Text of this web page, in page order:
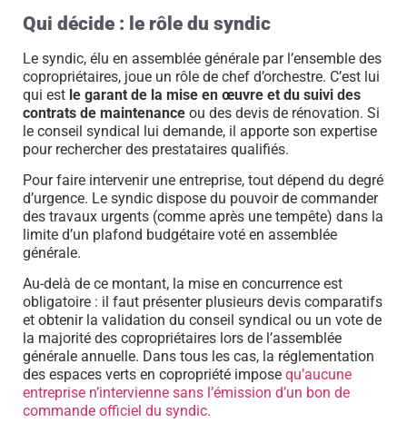
Qui décide : le rôle du syndic
Le syndic, élu en assemblée générale par l’ensemble des
copropriétaires, joue un rôle de chef d’orchestre. C’est lui
qui est le garant de la mise en œuvre et du suivi des
contrats de maintenance ou des devis de rénovation. Si
le conseil syndical lui demande, il apporte son expertise
pour rechercher des prestataires qualifiés.
Pour faire intervenir une entreprise, tout dépend du degré
d’urgence. Le syndic dispose du pouvoir de commander
des travaux urgents (comme après une tempête) dans la
limite d’un plafond budgétaire voté en assemblée
générale.
Au-delà de ce montant, la mise en concurrence est
obligatoire : il faut présenter plusieurs devis comparatifs
et obtenir la validation du conseil syndical ou un vote de
la majorité des copropriétaires lors de l’assemblée
générale annuelle. Dans tous les cas, la réglementation
des espaces verts en copropriété impose qu’aucune
entreprise n’intervienne sans l’émission d’un bon de
commande officiel du syndic.